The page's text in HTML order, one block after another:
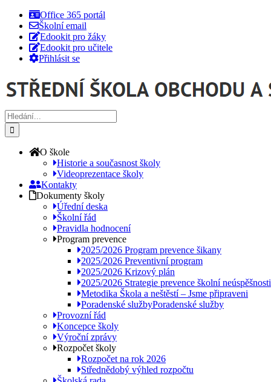
Přeskočit
obsah
Office 365 portál
Školní email
Edookit pro žáky
Edookit pro učitele
Přihlásit se
Hledat:
O škole
Historie a současnost školy
Videoprezentace školy
Kontakty
Dokumenty školy
Úřední deska
Školní řád
Pravidla hodnocení
Program prevence
2025/2026 Program prevence šikany
2025/2026 Preventivní program
2025/2026 Krizový plán
2025/2026 Strategie prevence školní neúspěšnosti
Metodika Škola a neštěstí – Jsme připraveni
Poradenské službyPoradenské služby
Provozní řád
Koncepce školy
Výroční zprávy
Rozpočet školy
Rozpočet na rok 2026
Střednědobý výhled rozpočtu